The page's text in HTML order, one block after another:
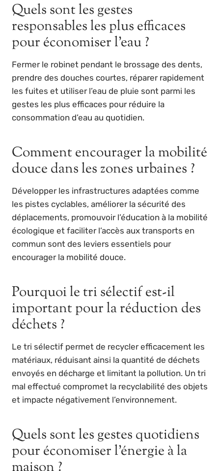
Quels sont les gestes
responsables les plus efficaces
pour économiser l’eau ?
Fermer le robinet pendant le brossage des dents,
prendre des douches courtes, réparer rapidement
les fuites et utiliser l’eau de pluie sont parmi les
gestes les plus efficaces pour réduire la
consommation d’eau au quotidien.
Comment encourager la mobilité
douce dans les zones urbaines ?
Développer les infrastructures adaptées comme
les pistes cyclables, améliorer la sécurité des
déplacements, promouvoir l’éducation à la mobilité
écologique et faciliter l’accès aux transports en
commun sont des leviers essentiels pour
encourager la mobilité douce.
Pourquoi le tri sélectif est-il
important pour la réduction des
déchets ?
Le tri sélectif permet de recycler efficacement les
matériaux, réduisant ainsi la quantité de déchets
envoyés en décharge et limitant la pollution. Un tri
mal effectué compromet la recyclabilité des objets
et impacte négativement l’environnement.
Quels sont les gestes quotidiens
pour économiser l’énergie à la